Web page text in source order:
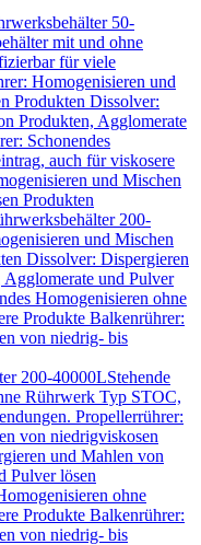
50-
mit und ohne
für viele
Homogenisieren und
Produkten Dissolver:
Produkten, Agglomerate
Schonendes
auch für viskosere
und Mischen
Produkten
200-
und Mischen
Dissolver: Dispergieren
und Pulver
Homogenisieren ohne
Produkte Balkenrührer:
von niedrig- bis
200-40000LStehende
Rührwerk Typ STOC,
Propellerrührer:
von niedrigviskosen
und Mahlen von
Pulver lösen
ohne
Produkte Balkenrührer:
von niedrig- bis